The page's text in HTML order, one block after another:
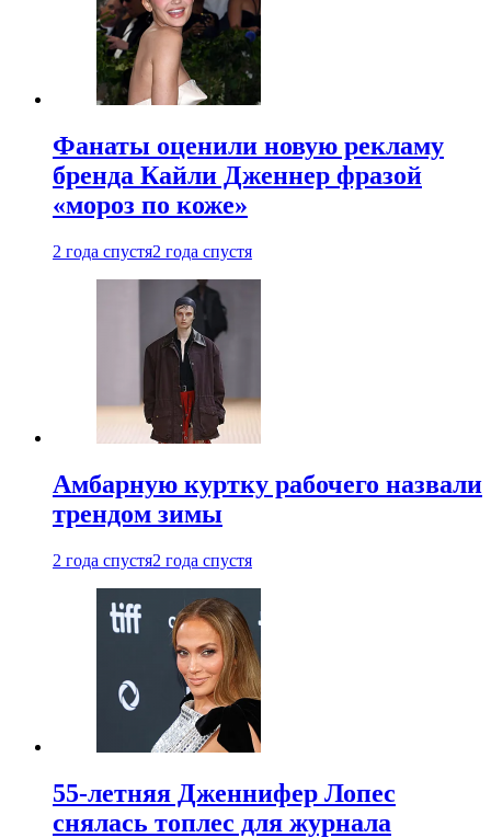
Фанаты оценили новую рекламу
бренда Кайли Дженнер фразой
«мороз по коже»
2 года спустя2 года спустя
Амбарную куртку рабочего назвали
трендом зимы
2 года спустя2 года спустя
55-летняя Дженнифер Лопес
снялась топлес для журнала